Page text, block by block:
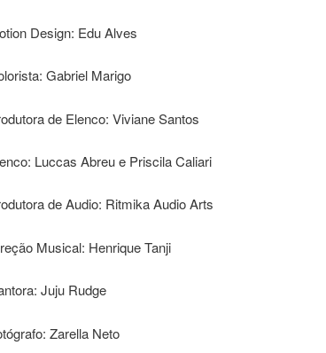
Design: Edu Alves
Gabriel Marigo
de Elenco: Viviane Santos
Luccas Abreu e Priscila Caliari
de Audio: Ritmika Audio Arts
Musical: Henrique Tanji
Juju Rudge
Zarella Neto